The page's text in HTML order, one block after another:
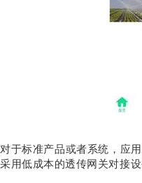
对于标准产品或者系统，应
采用低成本的透传网关对接